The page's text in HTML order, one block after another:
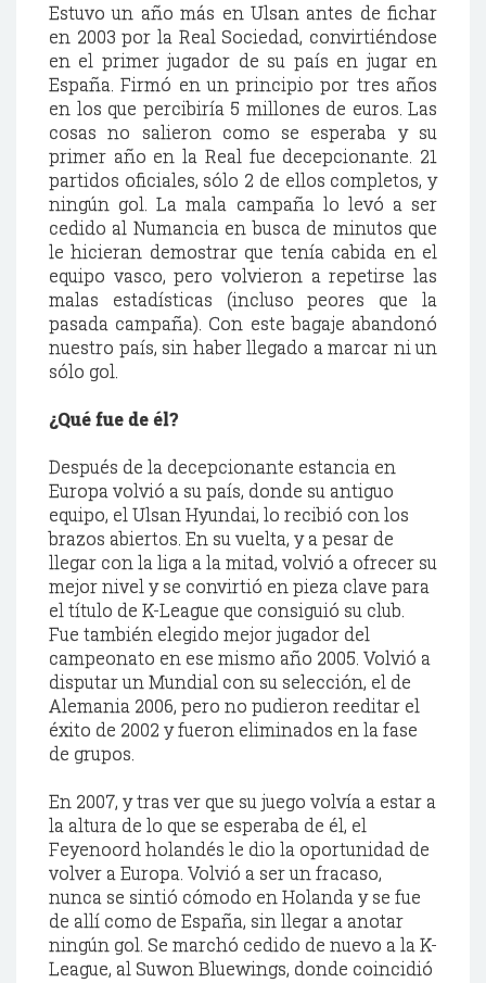
Estuvo un año más en Ulsanantes de fichar
en 2003 por la Real Sociedad, convirtiéndose
en el primer jugador de su país en jugar en
España. Firmó en un principio por tres años
en los que percibiría 5 millones de euros. Las
cosas no salieron como se esperaba y su
primer año en la Real fue decepcionante. 21
partidos oficiales, sólo 2 de ellos completos, y
ningún gol. La mala campaña lo levó a ser
cedido al Numanciaen busca de minutos que
le hicieran demostrar que tenía cabida en el
equipo vasco, pero volvieron a repetirse las
malas estadísticas (incluso peores que la
pasada campaña). Con este bagaje abandonó
nuestro país, sin haber llegado a marcar ni un
sólo gol.
¿Qué fue de él?
Después de la decepcionante estancia en
Europa volvió a su país, donde su antiguo
equipo, elUlsanHyundai, lo recibió con los
brazos abiertos. En su vuelta, y a pesar de
llegar con la liga a la mitad, volvió a ofrecer su
mejor nivel y se convirtió en pieza clave para
el título de K-League que consiguió su club.
Fue también elegido mejor jugador del
campeonato en ese mismo año 2005. Volvió a
disputar un Mundial con su selección, el de
Alemania 2006, pero no pudieron reeditar el
éxito de 2002 y fueron eliminados en la fase
de grupos.
En 2007, y tras ver que su juego volvía a estar a
la altura de lo que se esperaba de él, el
Feyenoordholandés le dio la oportunidad de
volver a Europa. Volvió a ser un fracaso,
nunca se sintió cómodo en Holanda y se fue
de allí como de España, sin llegar a anotar
ningún gol. Se marchó cedido de nuevo ala K-
League, al SuwonBluewings, donde coincidió